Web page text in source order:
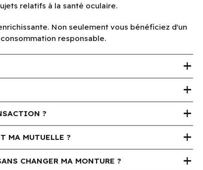
relatifs à la santé oculaire.
Non seulement vous bénéficiez d'un
responsable.
add
add
? add
MA MUTUELLE ? add
CHANGER MA MONTURE ? add